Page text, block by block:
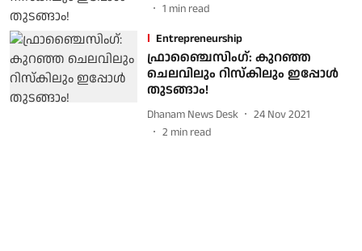
1 min read
Entrepreneurship
ഫ്രാഞ്ചൈസിംഗ്: കുറഞ്ഞ
ചെലവിലും റിസ്‌കിലും ഇപ്പോള്‍
തുടങ്ങാം!
Dhanam News Desk
24 Nov 2021
2 min read